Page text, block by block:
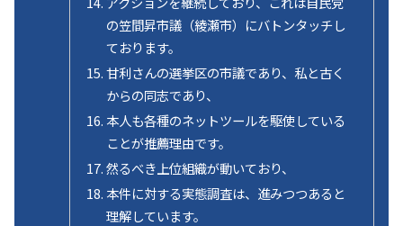
の笠間昇市議（綾瀬市）にバトンタッチし
ております。
甘利さんの選挙区の市議であり、私と古く
からの同志であり、
本人も各種のネットツールを駆使している
ことが推薦理由です。
然るべき上位組織が動いており、
本件に対する実態調査は、進みつつあると
理解しています。